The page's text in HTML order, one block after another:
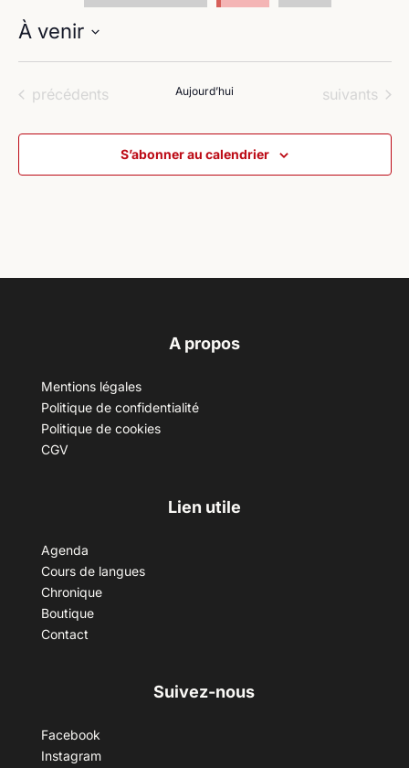
À venir
date.Évènements
précédents Aujourd’hui Évènements
suivants
S’abonner au calendrier
A propos
Mentions légales
Politique de confidentialité
Politique de cookies
CGV
Lien utile
Agenda
Cours de langues
Chronique
Boutique
Contact
Suivez-nous
Facebook
Instagram